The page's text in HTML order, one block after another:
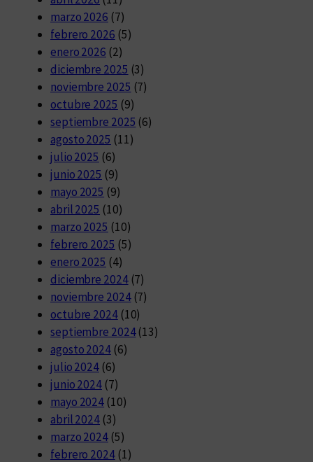
marzo 2026 (7)
febrero 2026 (5)
enero 2026 (2)
diciembre 2025 (3)
noviembre 2025 (7)
octubre 2025 (9)
septiembre 2025 (6)
agosto 2025 (11)
julio 2025 (6)
junio 2025 (9)
mayo 2025 (9)
abril 2025 (10)
marzo 2025 (10)
febrero 2025 (5)
enero 2025 (4)
diciembre 2024(7)
noviembre 2024(7)
octubre 2024(10)
septiembre 2024(13)
agosto 2024(6)
julio 2024 (6)
junio 2024 (7)
mayo 2024 (10)
abril 2024 (3)
marzo 2024 (5)
febrero 2024(1)